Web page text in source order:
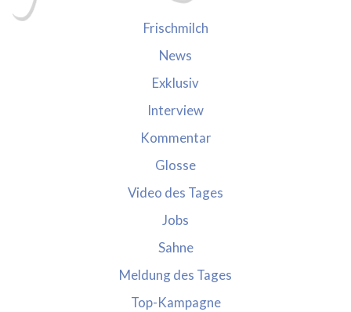
Frischmilch
News
Exklusiv
Interview
Kommentar
Glosse
Video des Tages
Jobs
Sahne
Meldung des Tages
Top-Kampagne